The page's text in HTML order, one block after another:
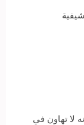
لا تهاون في